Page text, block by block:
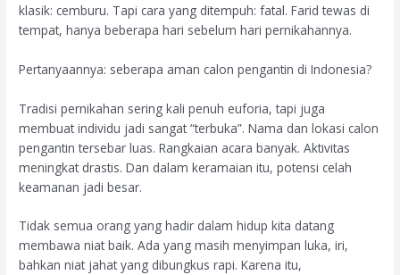
klasik: cemburu. Tapi cara yang ditempuh: fatal. Farid tewas di
tempat, hanya beberapa hari sebelum hari pernikahannya.
Pertanyaannya: seberapa aman calon pengantin di Indonesia?
Tradisi pernikahan sering kali penuh euforia, tapi juga
membuat individu jadi sangat “terbuka”. Nama dan lokasi calon
pengantin tersebar luas. Rangkaian acara banyak. Aktivitas
meningkat drastis. Dan dalam keramaian itu, potensi celah
keamanan jadi besar.
Tidak semua orang yang hadir dalam hidup kita datang
membawa niat baik. Ada yang masih menyimpan luka, iri,
bahkan niat jahat yang dibungkus rapi. Karena itu,